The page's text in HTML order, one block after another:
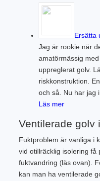
Ersätta
Jag är rookie när
amatörmässig
uppreglerat golv.
riskkonstruktion.
och så. Nu har jag
Läs mer
Ventilerade golv
Fuktproblem är vanliga i
vid otillräcklig isolering
fuktvandring (läs ovan).
kan man ha ventilerade